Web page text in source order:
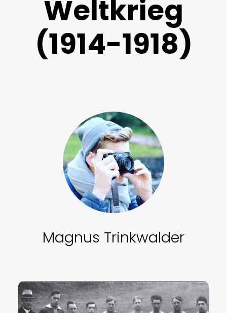
C-Jugend (U15)
D1-Jugend (U13)
F2-Jugend (U8)
G-Jugend (U7)
Zum Gesamtverein ↗
Weltkrieg
(1914-1918)
Magnus Trinkwalder